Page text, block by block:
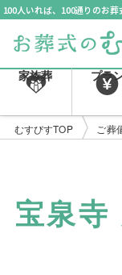
100人いれば、100通りのお
家族葬 プラ
むすびすTOP ご葬
宝泉寺